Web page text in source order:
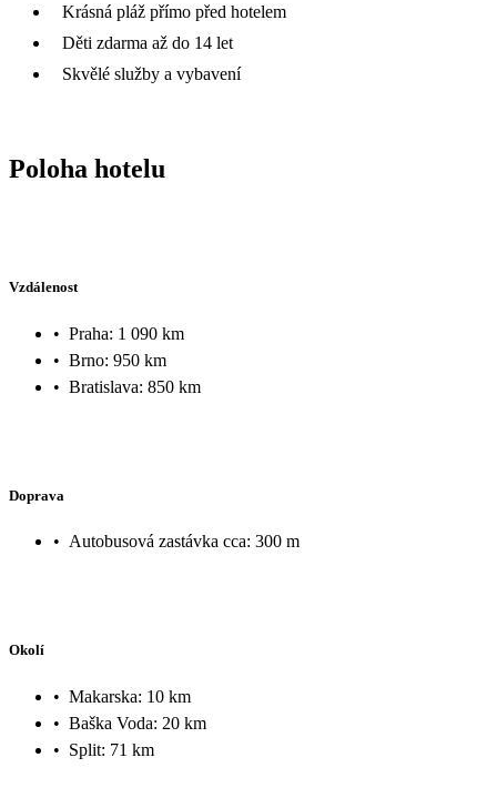
Krásná pláž přímo před hotelem
Děti zdarma až do 14 let
Skvělé služby a vybavení
Poloha hotelu
Vzdálenost
• Praha: 1 090 km
• Brno: 950 km
• Bratislava: 850 km
Doprava
• Autobusová zastávka cca: 300 m
Okolí
• Makarska: 10 km
• Baška Voda: 20 km
• Split: 71 km